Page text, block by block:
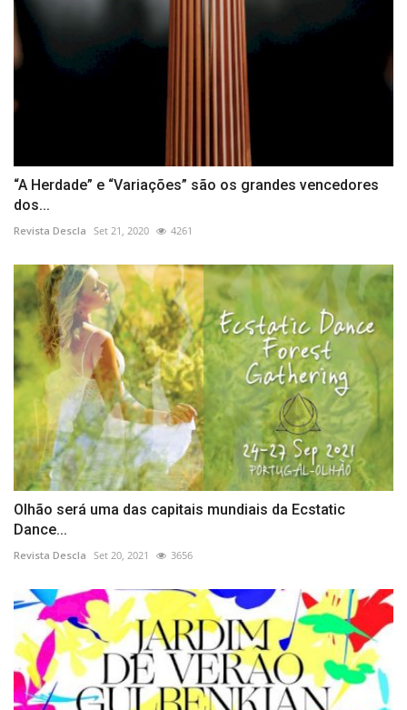
“A Herdade” e “Variações” são os grandes vencedores
dos...
Revista Descla Set 21, 2020 4261
Olhão será uma das capitais mundiais da Ecstatic
Dance...
Revista Descla Set 20, 2021 3656